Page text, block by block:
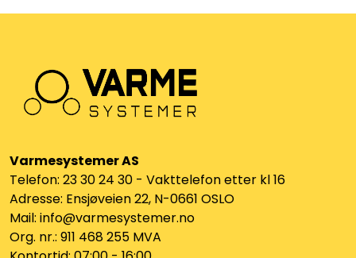
Varmesystemer AS
Telefon: 23 30 24 30 - Vakttelefon etter kl 16
Adresse: Ensjøveien 22, N-0661 OSLO
Mail: info@varmesystemer.no
Org. nr.: 911 468 255 MVA
Planfront radiatorer
Watersafe
Elektrokjeler